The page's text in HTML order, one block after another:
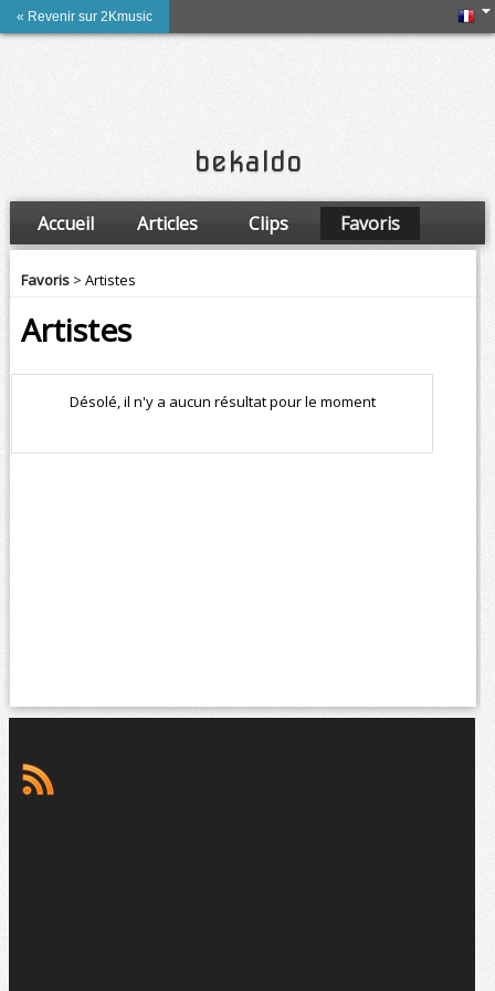
« Revenir sur 2Kmusic
bekaldo
Accueil Articles Clips
Favoris
Amis
Favoris > Artistes
Artistes
Désolé, il n'y a aucun résultat pour le moment